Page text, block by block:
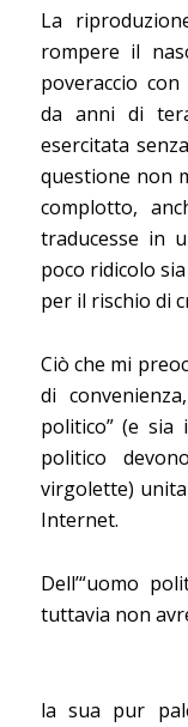
La
rompere il
poveraccio
da anni di
esercitata
questione non
complotto,
traducesse in
poco ridicolo
per il rischio di
Ciò che mi
di
politico” (e sia
politico
virgolette)
Internet.
Dell’“uomo
tuttavia non
la sua pur